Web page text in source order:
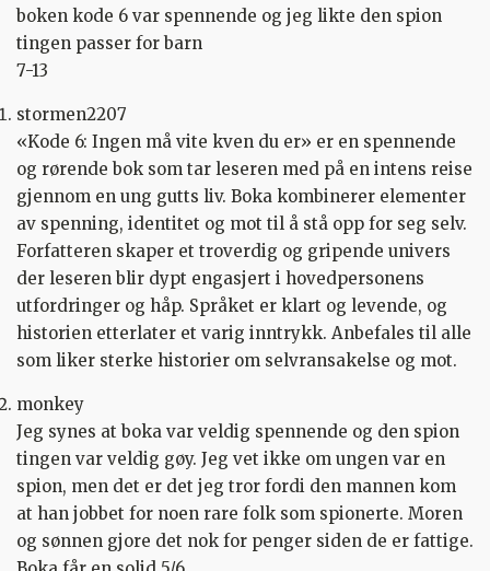
boken kode 6 var spennende og jeg likte den spion
tingen passer for barn
7-13
stormen2207
«Kode 6: Ingen må vite kven du er» er en spennende
og rørende bok som tar leseren med på en intens reise
gjennom en ung gutts liv. Boka kombinerer elementer
av spenning, identitet og mot til å stå opp for seg selv.
Forfatteren skaper et troverdig og gripende univers
der leseren blir dypt engasjert i hovedpersonens
utfordringer og håp. Språket er klart og levende, og
historien etterlater et varig inntrykk. Anbefales til alle
som liker sterke historier om selvransakelse og mot.
monkey
Jeg synes at boka var veldig spennende og den spion
tingen var veldig gøy. Jeg vet ikke om ungen var en
spion, men det er det jeg tror fordi den mannen kom
at han jobbet for noen rare folk som spionerte. Moren
og sønnen gjore det nok for penger siden de er fattige.